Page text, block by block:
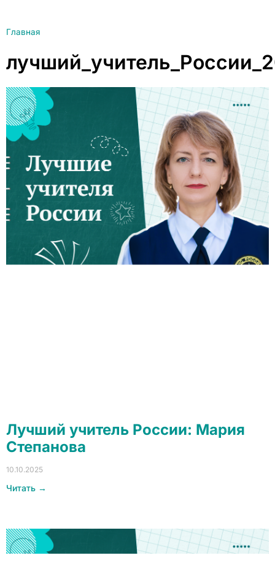
Главная
Лучший учитель России: Мария
Степанова
10.10.2025
Читать →